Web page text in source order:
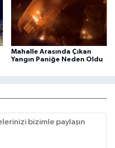
Mahalle Arasında Çıkan
Yangın Paniğe Neden Oldu